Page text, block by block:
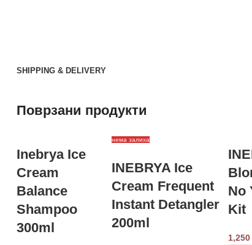
SHIPPING & DELIVERY
Поврзани продукти
Inebrya Ice
Cream
Balance
Shampoo
300ml
нема залиха
INEBRYA Ice
Cream Frequent
Instant Detangler
200ml
No
Kit